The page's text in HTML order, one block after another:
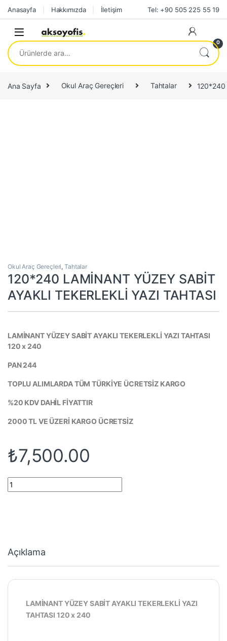
Skip to navigation
Skip to content
Anasayfa Hakkımızda İletişim Tel: +90 505 225 55 19
0
Ara:
Ana Sayfa Okul Araç Gereçleri Tahtalar 120*240
Okul Araç Gereçleri,Tahtalar
120*240 LAMİNANT YÜZEY SABİT
AYAKLI TEKERLEKLİ YAZI TAHTASI
LAMİNANT YÜZEY SABİT AYAKLI TEKERLEKLİ YAZI TAHTASI
120 x 240
PAN 244
TOPLU ALIMLARDA TÜM TÜRKİYE ÜCRETSİZ KARGO
%20 KDV DAHİL FİYATTIR
2000 TL VE ÜZERİ KARGO ÜCRETSİZ
₺7,500.00
120*240 LAMİNANT YÜZEY SABİT AYAKLI TEKERLEKLİ YAZI
Açıklama
LAMİNANT YÜZEY SABİT AYAKLI TEKERLEKLİ YAZI
TAHTASI 120 x 240